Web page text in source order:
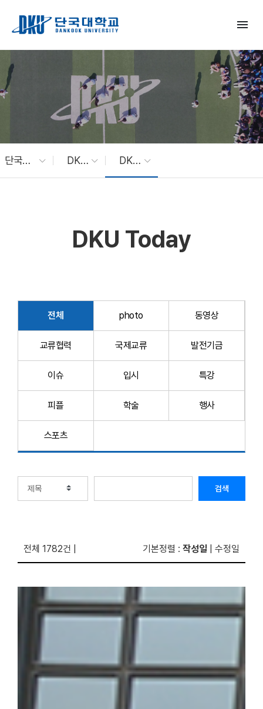
menu
단국대 소식 DKU News DKU Today
DKU Today
전체 photo 동영상
교류협력 국제교류 발전기금
이슈 입시 특강
피플 학술 행사
스포츠
검색
전체 1782건 기본정렬 : 작성일 수정일